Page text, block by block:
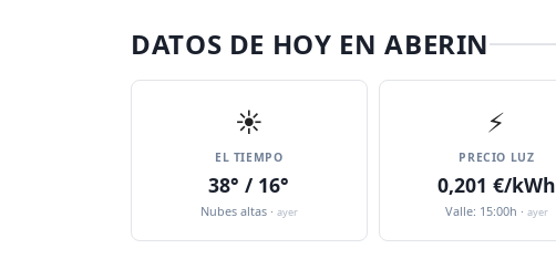
DATOS DE HOY EN ABERIN
☀️
EL TIEMPO
38° / 16°
Nubes altas · ayer
⚡
PRECIO LUZ
0,201 €/kWh
Valle: 15:00h · ayer